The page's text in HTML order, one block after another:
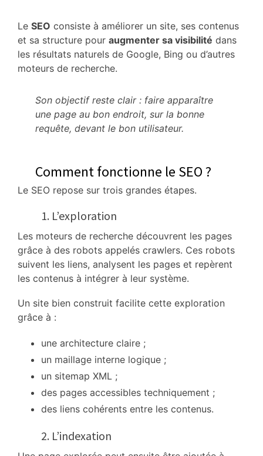
Le SEO consiste à améliorer un site, ses contenus
et sa structure pour augmenter sa visibilité dans
les résultats naturels de Google, Bing ou d’autres
moteurs de recherche.
Son objectif reste clair : faire apparaître
une page au bon endroit, sur la bonne
requête, devant le bon utilisateur.
Comment fonctionne le SEO ?
Le SEO repose sur trois grandes étapes.
1. L’exploration
Les moteurs de recherche découvrent les pages
grâce à des robots appelés crawlers. Ces robots
suivent les liens, analysent les pages et repèrent
les contenus à intégrer à leur système.
Un site bien construit facilite cette exploration
grâce à :
une architecture claire ;
un maillage interne logique ;
un sitemap XML ;
des pages accessibles techniquement ;
des liens cohérents entre les contenus.
2. L’indexation